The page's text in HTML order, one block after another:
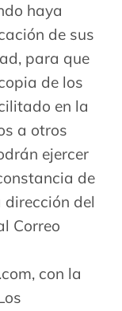
haya
de sus
para que
de los
en la
a otros
ejercer
de
dirección del
Correo
con la